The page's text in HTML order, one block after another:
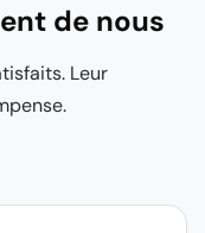
de nous
Leur